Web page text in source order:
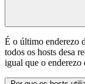
É o último enderezo
todos os hosts desa
igual que o